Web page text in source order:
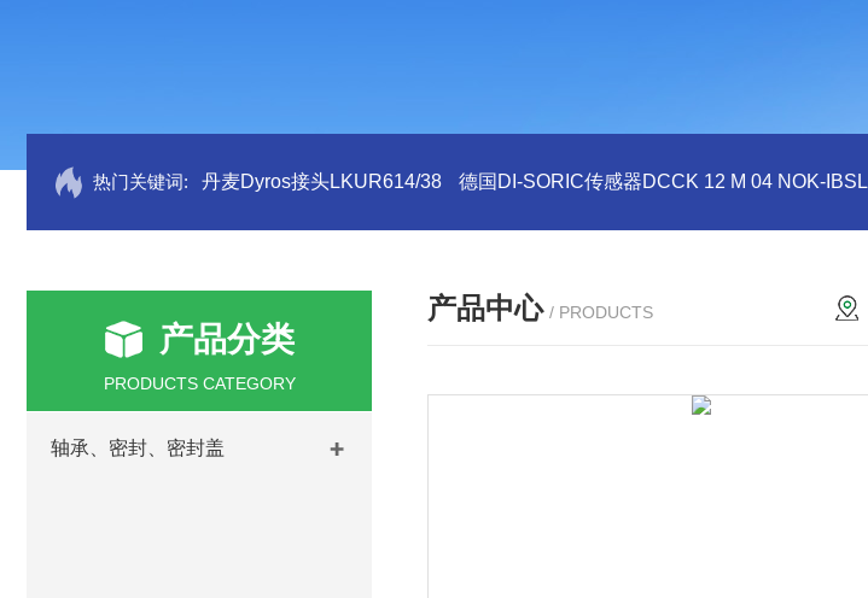
热门关键词: 丹麦Dyros接头LKUR614/38 德国DI-SORIC传感器DCCK 12 M 04 NOK-IBSL
产品分类
PRODUCTS CATEGORY
轴承、密封、密封盖
产品中心 / PRODUCTS